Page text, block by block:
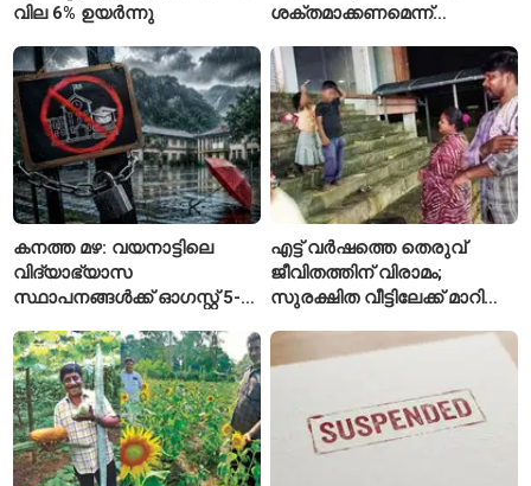
വില 6% ഉയർന്നു
ശക്തമാക്കണമെന്ന്
കനത്ത മഴ: വയനാട്ടിലെ
വിദ്യാഭ്യാസ
സ്ഥാപനങ്ങൾക്ക് ഓഗസ്റ്റ് 5-ന്
എട്ട് വർഷത്തെ തെരുവ്
ജീവിതത്തിന് വിരാമം;
സുരക്ഷിത വീട്ടിലേക്ക് മാറി